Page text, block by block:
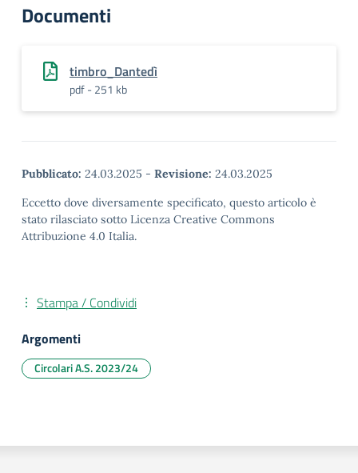
Documenti
timbro_Dantedì
pdf - 251 kb
Pubblicato: 24.03.2025 - Revisione: 24.03.2025
Eccetto dove diversamente specificato, questo articolo è
stato rilasciato sotto Licenza Creative Commons
Attribuzione 4.0 Italia.
Stampa / Condividi
Argomenti
Circolari A.S. 2023/24